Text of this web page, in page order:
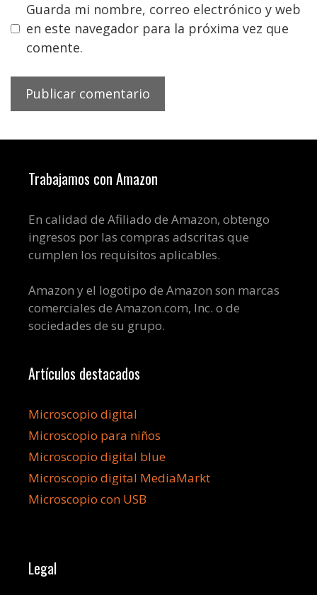
Guarda mi nombre, correo electrónico y web
en este navegador para la próxima vez que
comente.
Trabajamos con Amazon
En calidad de Afiliado de Amazon, obtengo
ingresos por las compras adscritas que
cumplen los requisitos aplicables.
Amazon y el logotipo de Amazon son marcas
comerciales de Amazon.com, Inc. o de
sociedades de su grupo.
Artículos destacados
Microscopio digital
Microscopio para niños
Microscopio digital blue
Microscopio digital MediaMarkt
Microscopio con USB
Legal